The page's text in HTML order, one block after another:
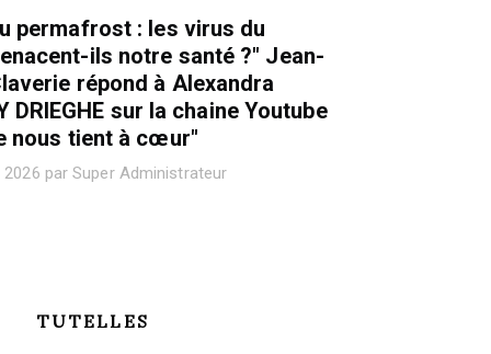
permafrost : les virus du
ils notre santé ?" Jean-
répond à Alexandra
DRIEGHE sur la chaine Youtube
nous tient à cœur"
2026 par Super Administrateur
TUTELLES